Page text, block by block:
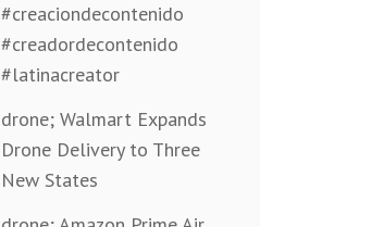
#creaciondecontenido
#creadordecontenido
#latinacreator
drone; Walmart Expands
Drone Delivery to Three
New States